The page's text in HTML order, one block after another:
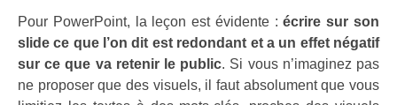
Pour PowerPoint, la leçon est évidente :écrire sur son
slide ce que l’on dit est redondant et a un effet négatif
sur ce que va retenir le public. Si vous n’imaginez pas
ne proposer que des visuels, il faut absolument que vous